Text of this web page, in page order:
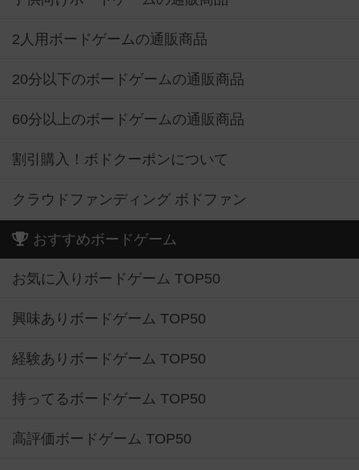
2人用ボードゲームの通販商品
20分以下のボードゲームの通販商品
60分以上のボードゲームの通販商品
割引購入！ボドクーポンについて
クラウドファンディング ボドファン
おすすめボードゲーム
お気に入りボードゲーム TOP50
興味ありボードゲーム TOP50
経験ありボードゲーム TOP50
持ってるボードゲーム TOP50
高評価ボードゲーム TOP50